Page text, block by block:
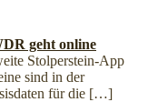
geht online
Stolperstein-App
sind in der
für die […]